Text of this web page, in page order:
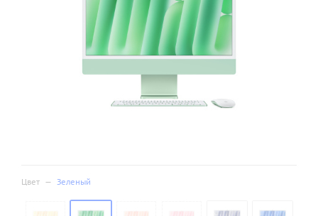
Цвет — Зеленый